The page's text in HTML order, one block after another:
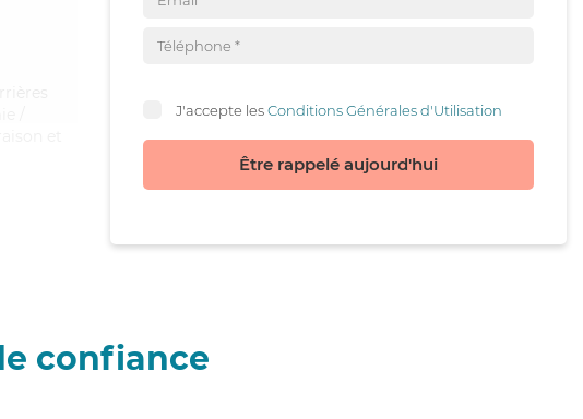
/
J'accepte lesConditions Générales d'Utilisation
Être rappelé aujourd'hui
confiance